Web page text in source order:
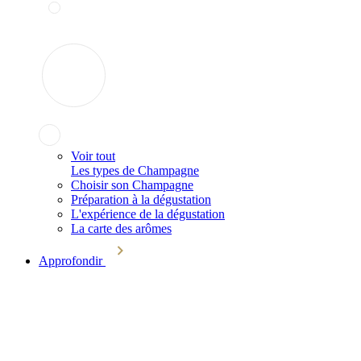
Voir tout
Les types de Champagne
Choisir son Champagne
Préparation à la dégustation
L'expérience de la dégustation
La carte des arômes
Approfondir